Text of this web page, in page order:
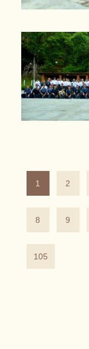
1 2
8 9
105